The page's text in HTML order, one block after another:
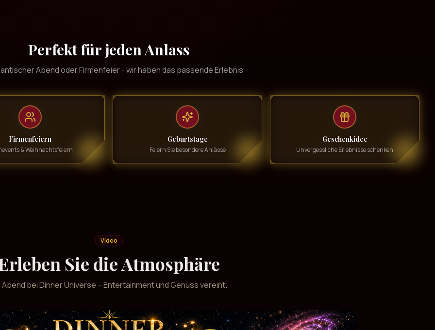
Perfekt für jeden Anlass
Abend oder Firmenfeier - wir haben das passende Erlebnis
Firmenfeiern
& Weihnachtsfeiern
Geburtstage
Feiern Sie besondere Anlässe
Geschenkidee
Unvergessliche Erlebnisse schenken
Video
Sie die Atmosphäre
Abend bei Dinner Universe – Entertainment und Genuss vereint.